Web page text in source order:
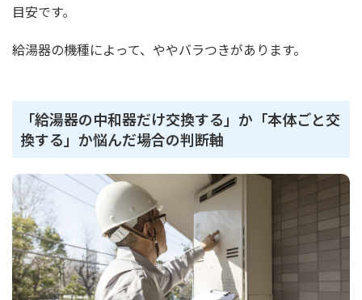
目安です。
給湯器の機種によって、ややバラつきがあります。
「給湯器の中和器だけ交換する」か「本体ごと交
換する」か悩んだ場合の判断軸